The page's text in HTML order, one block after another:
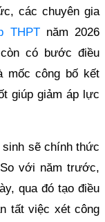
các chuyên gia
THPTnăm 2026
có bước điều
mốc công bố kết
giúp giảm áp lực
sẽ chính thức
với năm trước,
qua đó tạo điều
tất việc xét công